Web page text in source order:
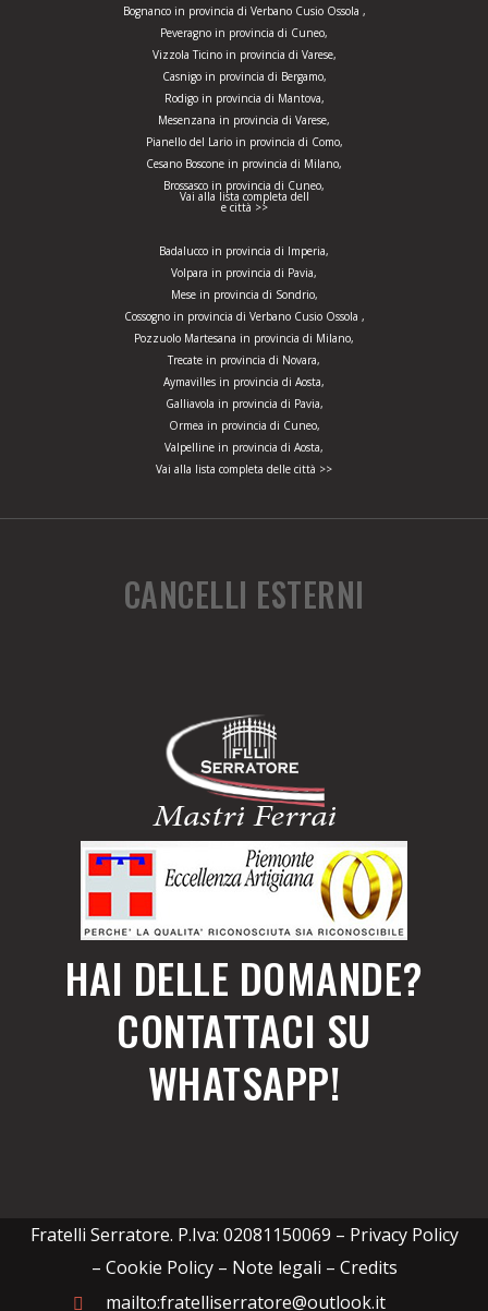
Bognanco in provincia di Verbano Cusio Ossola ,
Peveragno in provincia di Cuneo,
Vizzola Ticino in provincia di Varese,
Casnigo in provincia di Bergamo,
Rodigo in provincia di Mantova,
Mesenzana in provincia di Varese,
Pianello del Lario in provincia di Como,
Cesano Boscone in provincia di Milano,
Brossasco in provincia di Cuneo,
Vai alla lista completa dell
e città >>
Badalucco in provincia di Imperia,
Volpara in provincia di Pavia,
Mese in provincia di Sondrio,
Cossogno in provincia di Verbano Cusio Ossola ,
Pozzuolo Martesana in provincia di Milano,
Trecate in provincia di Novara,
Aymavilles in provincia di Aosta,
Galliavola in provincia di Pavia,
Ormea in provincia di Cuneo,
Valpelline in provincia di Aosta,
Vai alla lista completa delle città >>
CANCELLI ESTERNI
HAI DELLE DOMANDE?
CONTATTACI SU
WHATSAPP!
Fratelli Serratore. P.Iva: 02081150069 – Privacy Policy
– Cookie Policy – Note legali – Credits
mailto:fratelliserratore@outlook.it